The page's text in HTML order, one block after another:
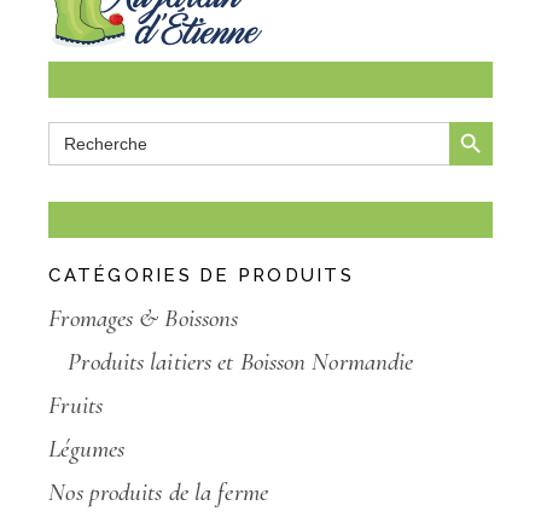
Search
for:
SEARCH BUTTON
CATÉGORIES DE PRODUITS
Fromages & Boissons
Produits laitiers et Boisson Normandie
Fruits
Légumes
Nos produits de la ferme